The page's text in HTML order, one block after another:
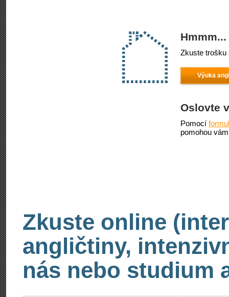
Zkuste trošku
Výuka
Oslovte
Pomocí
pomohou
Zkuste online
angličtiny,
nás nebo studium